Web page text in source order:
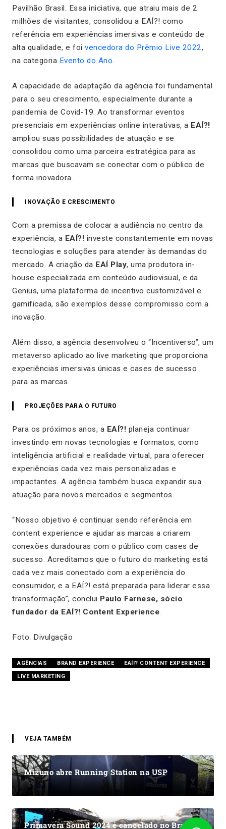
Pavilhão Brasil. Essa iniciativa, que atraiu mais de 2
milhões de visitantes, consolidou a EAÍ?! como
referência em experiências imersivas e conteúdo de
alta qualidade, e foi vencedora do Prêmio Live 2022,
na categoria Evento do Ano.
A capacidade de adaptação da agência foi fundamental
para o seu crescimento, especialmente durante a
pandemia de Covid-19. Ao transformar eventos
presenciais em experiências online interativas, a EAÍ?!
ampliou suas possibilidades de atuação e se
consolidou como uma parceira estratégica para as
marcas que buscavam se conectar com o público de
forma inovadora.
INOVAÇÃO E CRESCIMENTO
Com a premissa de colocar a audiência no centro da
experiência, a EAÍ?! investe constantemente em novas
tecnologias e soluções para atender às demandas do
mercado. A criação da EAÍ Play, uma produtora in-
house especializada em conteúdo audiovisual, e da
Genius, uma plataforma de incentivo customizável e
gamificada, são exemplos desse compromisso com a
inovação.
Além disso, a agência desenvolveu o “Incentiverso”, um
metaverso aplicado ao live marketing que proporciona
experiências imersivas únicas e cases de sucesso
para as marcas.
PROJEÇÕES PARA O FUTURO
Para os próximos anos, a EAÍ?! planeja continuar
investindo em novas tecnologias e formatos, como
inteligência artificial e realidade virtual, para oferecer
experiências cada vez mais personalizadas e
impactantes. A agência também busca expandir sua
atuação para novos mercados e segmentos.
“Nosso objetivo é continuar sendo referência em
content experience e ajudar as marcas a criarem
conexões duradouras com o público com cases de
sucesso. Acreditamos que o futuro do marketing está
cada vez mais conectado com a experiência do
consumidor, e a EAÍ?! está preparada para liderar essa
transformação”, conclui Paulo Farnese, sócio
fundador da EAÍ?! Content Experience.
Foto: Divulgação
AGÊNCIAS BRAND EXPERIENCE
EAÍ!? CONTENT EXPERIENCE
LIVE MARKETING
VEJA TAMBÉM
Mizuno abre Running Station na USP
Primavera Sound 2024 é cancelado no Brasil e